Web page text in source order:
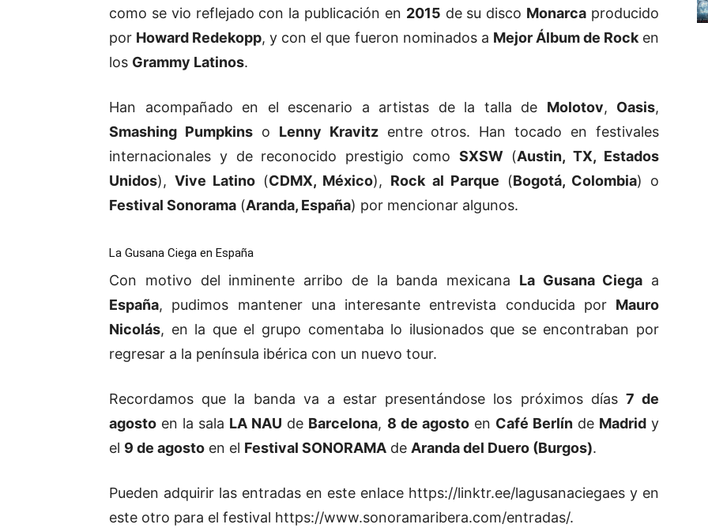
como se vio reflejado con la publicación en 2015 de su disco Monarca producido
por Howard Redekopp, y con el que fueron nominados a Mejor Álbum de Rocken
los Grammy Latinos.
Han acompañado en el escenario a artistas de la talla de Molotov, Oasis,
Smashing Pumpkinso Lenny Kravitzentre otros. Han tocado en festivales
internacionales y de reconocido prestigio como SXSW(Austin, TX, Estados
Unidos), Vive Latino (CDMX, México), Rock al Parque (Bogotá, Colombia) o
Festival Sonorama (Aranda, España) por mencionar algunos.
La Gusana Ciega en España
Con motivo del inminente arribo de la banda mexicana La Gusana Ciega a
España, pudimos mantener una interesante entrevista conducida por Mauro
Nicolás, en la que el grupo comentaba lo ilusionados que se encontraban por
regresar a la península ibérica con un nuevo tour.
Recordamos que la banda va a estar presentándose los próximos días 7 de
agosto en la sala LA NAU de Barcelona, 8 de agostoen Café Berlínde Madridy
el 9 de agosto en el Festival SONORAMA de Aranda del Duero (Burgos).
Pueden adquirir las entradas en este enlace https://linktr.ee/lagusanaciegaes y en
este otro para el festival https://www.sonoramaribera.com/entradas/.